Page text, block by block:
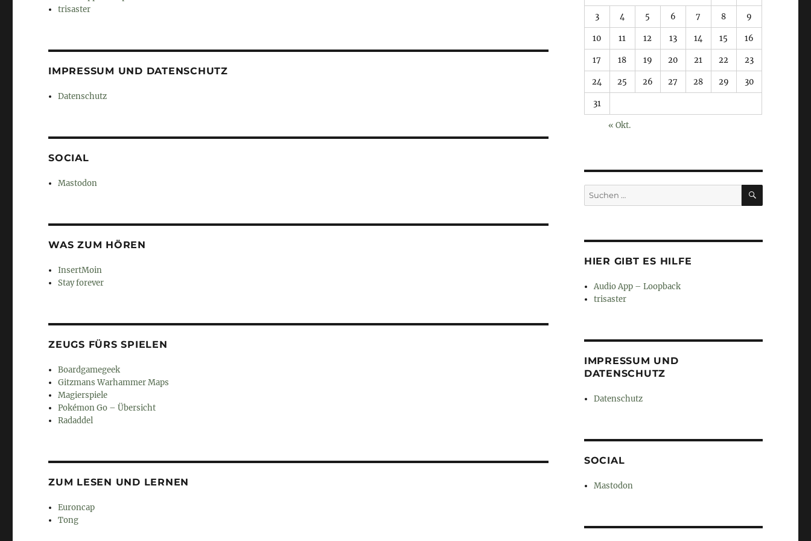
trisaster
IMPRESSUM UND DATENSCHUTZ
Datenschutz
SOCIAL
Mastodon
WAS ZUM HÖREN
InsertMoin
Stay forever
ZEUGS FÜRS SPIELEN
Boardgamegeek
Gitzmans Warhammer Maps
Magierspiele
Pokémon Go – Übersicht
Radaddel
ZUM LESEN UND LERNEN
Euroncap
Tong
3 4 5 6 7 8 9
10 11 12 13 14 15 16
17 18 19 20 21 22 23
24 25 26 27 28 29 30
31
« Okt.
Suchen
nach:
SUCHEN
HIER GIBT ES HILFE
Audio App – Loopback
trisaster
IMPRESSUM UND
DATENSCHUTZ
Datenschutz
SOCIAL
Mastodon